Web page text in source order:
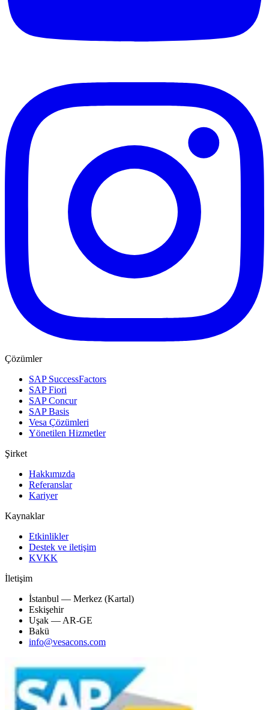
Çözümler
SAP SuccessFactors
SAP Fiori
SAP Concur
SAP Basis
Vesa Çözümleri
Yönetilen Hizmetler
Şirket
Hakkımızda
Referanslar
Kariyer
Kaynaklar
Etkinlikler
Destek ve iletişim
KVKK
İletişim
İstanbul — Merkez (Kartal)
Eskişehir
Uşak — AR-GE
Bakü
info@vesacons.com